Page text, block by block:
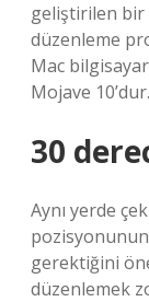
geliştirilen bir
düzenleme
Mac
Mojave 10’dur.
30
Aynı yerde
pozisyonunun
gerektiğini
düzenlemek